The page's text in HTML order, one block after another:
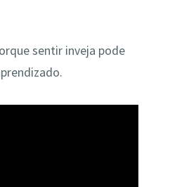
sentir inveja pode